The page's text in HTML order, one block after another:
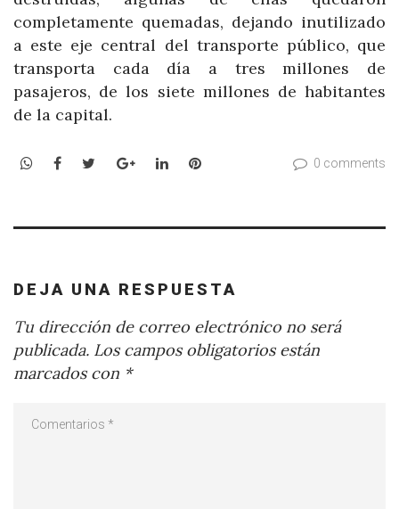
completamente quemadas, dejando inutilizado
a este eje central del transporte público, que
transporta cada día a tres millones de
pasajeros, de los siete millones de habitantes
de la capital.
WhatsApp
Facebook
TwitterGoogle+LinkedInPinterest 0 comments
DEJA UNA RESPUESTA
Tu dirección de correo electrónico no será
publicada. Los campos obligatorios están
marcados con *